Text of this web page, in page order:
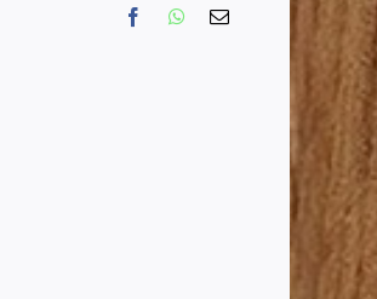
FacebookWhatsApp
Email